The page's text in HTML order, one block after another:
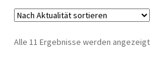
Alle 11 Ergebnisse werden angezeigtNach